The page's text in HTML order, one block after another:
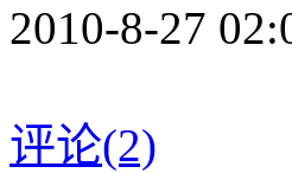
2010-8-27
评论(2)